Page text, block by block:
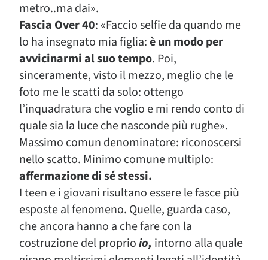
metro..ma dai».
Fascia Over 40: «Faccio selfie da quando me
lo ha insegnato mia figlia:è un modo per
avvicinarmi al suo tempo. Poi,
sinceramente, visto il mezzo, meglio che le
foto me le scatti da solo: ottengo
l’inquadratura che voglio e mi rendo conto di
quale sia la luce che nasconde più rughe».
Massimo comun denominatore: riconoscersi
nello scatto. Minimo comune multiplo:
affermazione di sé stessi.
I teen e i giovani risultano essere le fasce più
esposte al fenomeno. Quelle, guarda caso,
che ancora hanno a che fare con la
costruzione del proprioio, intorno alla quale